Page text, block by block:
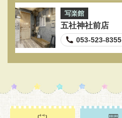
写楽館
五社神社前店
053-523-8355